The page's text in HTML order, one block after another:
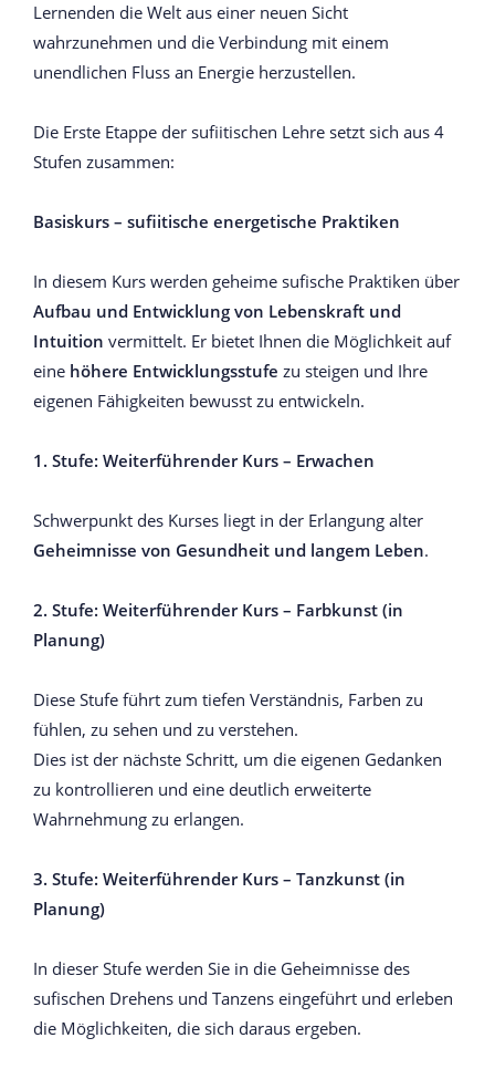
Lernenden die Welt aus einer neuen Sicht
wahrzunehmen und die Verbindung mit einem
unendlichen Fluss an Energie herzustellen.
Die Erste Etappe der sufiitischen Lehre setzt sich aus 4
Stufen zusammen:
Basiskurs – sufiitische energetische Praktiken
In diesem Kurs werden geheime sufische Praktiken über
Aufbau und Entwicklung von Lebenskraft und
Intuition vermittelt. Er bietet Ihnen die Möglichkeit auf
eine höhere Entwicklungsstufe zu steigen und Ihre
eigenen Fähigkeiten bewusst zu entwickeln.
1. Stufe: Weiterführender Kurs – Erwachen
Schwerpunkt des Kurses liegt in der Erlangung alter
Geheimnisse von Gesundheit und langem Leben.
2. Stufe: Weiterführender Kurs – Farbkunst (in
Planung)
Diese Stufe führt zum tiefen Verständnis, Farben zu
fühlen, zu sehen und zu verstehen.
Dies ist der nächste Schritt, um die eigenen Gedanken
zu kontrollieren und eine deutlich erweiterte
Wahrnehmung zu erlangen.
3. Stufe: Weiterführender Kurs – Tanzkunst (in
Planung)
In dieser Stufe werden Sie in die Geheimnisse des
sufischen Drehens und Tanzens eingeführt und erleben
die Möglichkeiten, die sich daraus ergeben.